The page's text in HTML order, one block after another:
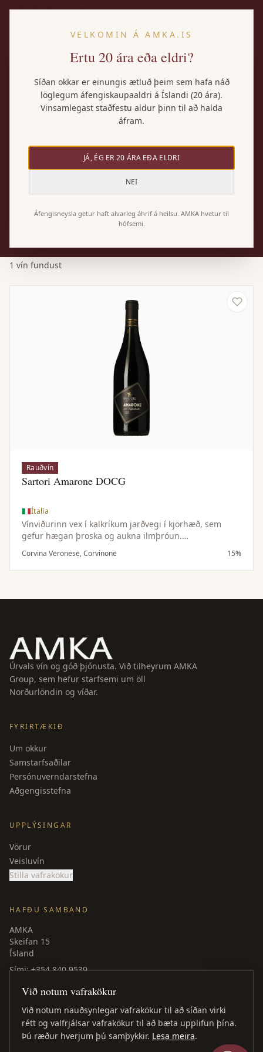
EFTIR ÞRÚGU
other indigenous grape varieties
vín
Hér finnur þú öll vín hjá AMKA sem innihalda other
indigenous grape varieties-þrúguna — bæði hrein
other indigenous grape varieties vín og blöndur þar
sem hún kemur við sögu. Alls 1 vín.
1 vín fundust
Rauðvín
Sartori Amarone DOCG
Ítalía
Vínviðurinn vex í kalkríkum jarðvegi í kjörhæð, sem
gefur hægan þroska og aukna ilmþróun.
Appassimento-ferlið magnar dýpt vínsins, en vönduð
þroskun í eik eflir byggingu þess og fágun.
Corvina Veronese, Corvinone 15%
Úrvals vín og góð þjónusta. Við tilheyrum AMKA
Group, sem hefur starfsemi um öll
Norðurlöndin og víðar.
FYRIRTÆKIÐ
Um okkur
Samstarfsaðilar
Persónuverndarstefna
Aðgengisstefna
UPPLÝSINGAR
Vörur
Veisluvín
Stilla vafrakökur
HAFÐU SAMBAND
AMKA
Skeifan 15
Ísland
Sími: +354 840 9539
Facebook
LinkedIn
Við notum vafrakökur
Við notum nauðsynlegar vafrakökur til að síðan virki
rétt og valfrjálsar vafrakökur til að bæta upplifun þína.
Þú ræður hverjum þú samþykkir. Lesa meira.
VELKOMIN Á AMKA.IS
Ertu 20 ára eða eldri?
Síðan okkar er einungis ætluð þeim sem hafa náð
löglegum áfengiskaupaaldri á Íslandi (20 ára).
Vinsamlegast staðfestu aldur þinn til að halda
áfram.
JÁ, ÉG ER 20 ÁRA EÐA ELDRI
NEI
Áfengisneysla getur haft alvarleg áhrif á heilsu. AMKA hvetur til
hófsemi.